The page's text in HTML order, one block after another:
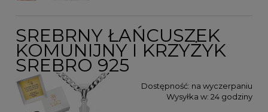
SREBRNY ŁAŃCUSZEK
KOMUNIJNY I KRZYŻYK
SREBRO 925
Dostępność: na wyczerpaniu
Wysyłka w: 24 godziny